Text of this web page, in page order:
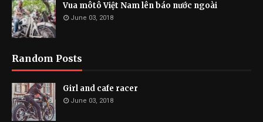
Vua môtô Việt Nam lên báo nước ngoài
June 03, 2018
Random Posts
Girl and cafe racer
June 03, 2018